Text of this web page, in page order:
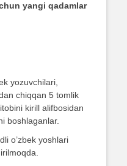
yangi qadamlar
yozuvchilari,
chiqqan 5 tomlik
kirill alifbosidan
boshlaganlar.
o’zbek yoshlari